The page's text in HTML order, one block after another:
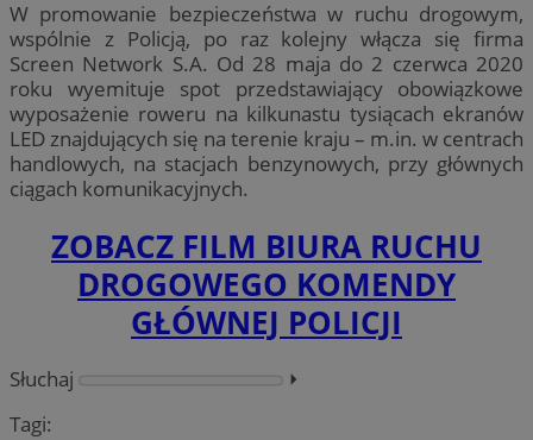
W promowanie bezpieczeństwa w ruchu drogowym,
wspólnie z Policją, po raz kolejny włącza się firma
Screen Network S.A. Od 28 maja do 2 czerwca 2020
roku wyemituje spot przedstawiający obowiązkowe
wyposażenie roweru na kilkunastu tysiącach ekranów
LED znajdujących się na terenie kraju – m.in. w centrach
handlowych, na stacjach benzynowych, przy głównych
ciągach komunikacyjnych.
ZOBACZ FILM BIURA RUCHU
DROGOWEGO KOMENDY
GŁÓWNEJ POLICJI
Słuchaj
⏵︎
Tagi: